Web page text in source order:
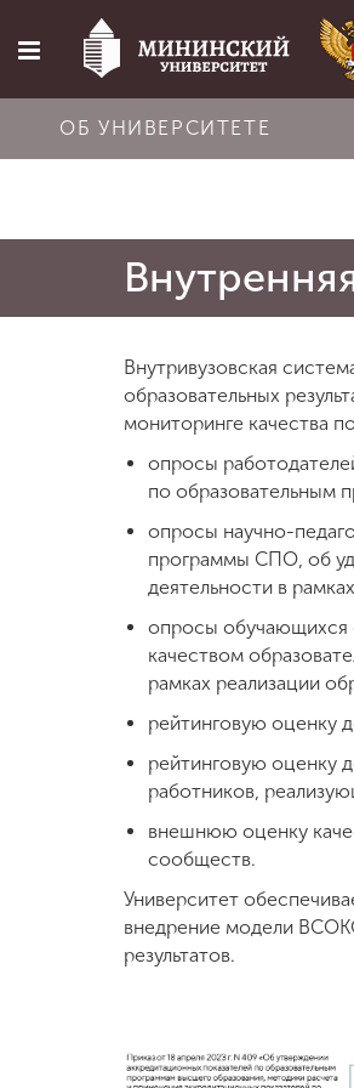
Об университете
Абитуриенту
Обучение
Международная
Другие виды
деятельности
Студенческая
Сведения об
образовательной
организации
+7 (831) 262-26-20
ОБ УНИВЕРСИТЕТЕ
Внутривузовская
образовательных
мониторинге качества
опросы
по образовательным
опросы научно-
программы СПО, об
деятельности в
опросы обучающихся
качеством
рамках реализации
рейтинговую оценку
рейтинговую оценку
работников,
внешнюю оценку
сообществ.
Университет
внедрение модели
результатов.